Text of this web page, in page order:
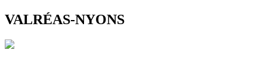
VALRÉAS-NYONS